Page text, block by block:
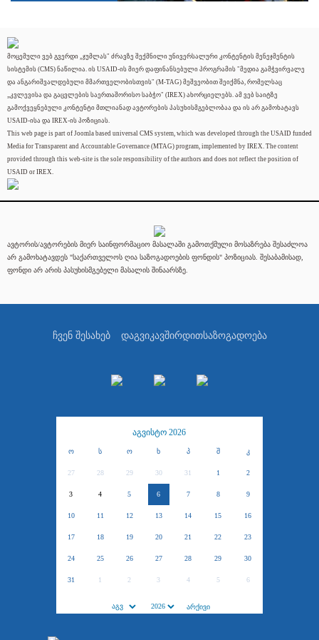
მოცემული ვებ გვერდი „ჯუმლას" ძრავზე შექმნილი უნივერსალური კონტენტის მენეჯმენტის
სისტემის (CMS) ნაწილია. ის USAID-ის მიერ დაფინანსებული პროგრამის "მედია გამჭვირვალე
და ანგარიშვალდებული მმართველობისთვის" (M-TAG) მეშვეობით შეიქმნა, რომელსაც
„კვლევისა და გაცვლების საერთაშორისო საბჭო" (IREX) ახორციელებს. ამ ვებ საიტზე
გამოქვეყნებული კონტენტი მთლიანად ავტორების პასუხისმგებლობაა და ის არ გამოხატავს
USAID-ისა და IREX-ის პოზიციას.
This web page is part of Joomla based universal CMS system, which was developed through the USAID funded
Media for Transparent and Accountable Governance (MTAG) program, implemented by IREX. The content
provided through this web-site is the sole responsibility of the authors and does not reflect the position of
USAID or IREX.
ავტორის/ავტორების მიერ საინფორმაციო მასალაში გამოთქმული მოსაზრება შესაძლოა
არ გამოხატავდეს "საქართველოს ღია საზოგადოების ფონდის" პოზიციას. შესაბამისად,
ფონდი არ არის პასუხისმგებელი მასალის შინაარსზე.
ჩვენ შესახებ დაგვიკავშირდითსაზოგადოება
აგვისტო 2026
ო ს ო ხ პ შ კ
27 28 29 30 31 1 2
3 4 5 6 7 8 9
10 11 12 13 14 15 16
17 18 19 20 21 22 23
24 25 26 27 28 29 30
31 1 2 3 4 5 6